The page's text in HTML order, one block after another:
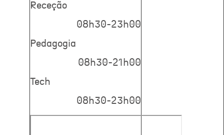
Receção
08h30-23h00
Pedagogia
08h30-21h00
Tech
08h30-23h00